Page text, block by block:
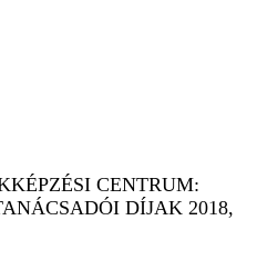
CENTRUM:
DÍJAK 2018,